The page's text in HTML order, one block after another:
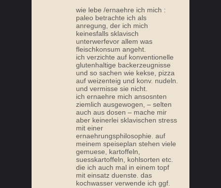
wie lebe /ernaehre ich mich :
paleo betrachte ich als
anregung, der ich mich
keinesfalls sklavisch
unterwerfevor allem was
fleischkonsum angeht.
ich verzichte auf konventionelle
glutenhaltige backerzeugnisse
und so sachen wie kekse, pizza
auf weizenteig und konv. nudeln.
und vermisse sie nicht.
ich ernaehre mich ansosnten
ziemlich ausgewogen, – selten
auch aus dosen – mache mir
aber keinerlei sklavischen stress
mit einer
ernaehrungsphilosophie. auf
meinem speiseplan stehen viele
gemuese, kartoffeln,
suesskartoffeln, kohlsorten etc.
die ich auch mal in einem topf
mit einsatz duenste. das
kochwasser verwende ich ggf.